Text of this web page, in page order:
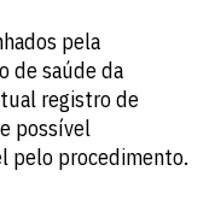
pela
de saúde da
registro de
possível
pelo procedimento.